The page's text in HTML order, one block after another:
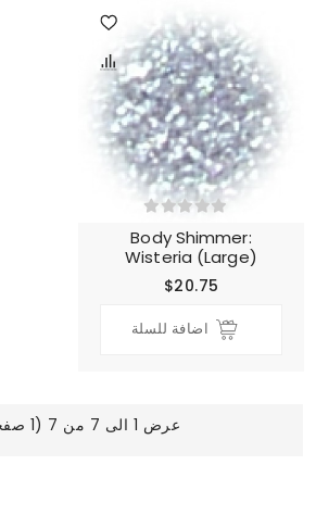
Body Shimmer:
Wisteria (Large)
$20.75
اضافة للسلة
عرض 1 الى 7 من 7 (1 صفحات)